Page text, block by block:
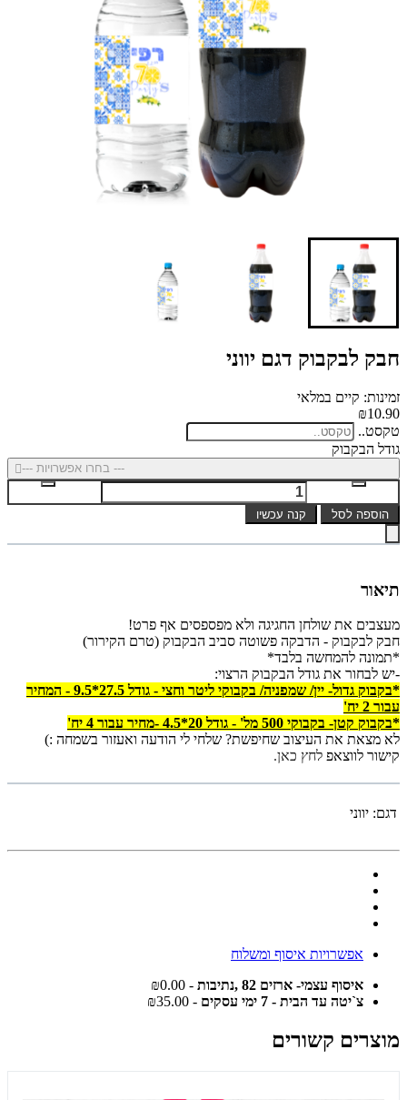
חבק לבקבוק דגם יווני
זמינות: קיים במלאי
₪10.90
טקסט..
גודל הבקבוק
--- בחרו אפשרויות ---
הוספה לסל קנה עכשיו
תיאור
מעצבים את שולחן החגיגה ולא מפספסים אף פרט!
חבק לבקבוק - הדבקה פשוטה סביב הבקבוק (טרם הקירור)
*תמונה להמחשה בלבד*
-יש לבחור את גודל הבקבוק הרצוי:
*בקבוק גדול- יין/ שמפניה/ בקבוקי ליטר וחצי - גודל 27.5*9.5 - ה
מחיר
עבור 2 יח'
*בקבוק קטן- בקבוקי 500 מל' - גודל 20*4.5 -
מחיר עבור 4 יח'
לא מצאת את העיצוב שחיפשת? שלחי לי הודעה ואעזור בשמחה :)
קישור לווצאפ לחץ כאן.
דגם: יווני
אפשרויות איסוף ומשלוח
איסוף עצמי- ארזים 82 ,נתיבות
- ₪0.00
צ`יטה עד הבית - 7 ימי עסקים
- ₪35.00
מוצרים קשורים